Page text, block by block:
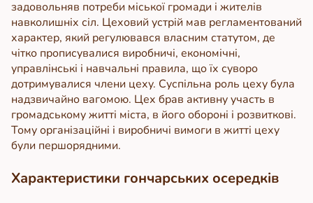
задовольняв потреби міської громади і жителів
навколишніх сіл. Цеховий устрій мав регламентований
характер, який регулювався власним статутом, де
чітко прописувалися виробничі, економічні,
управлінські і навчальні правила, що їх суворо
дотримувалися члени цеху. Суспільна роль цеху була
надзвичайно вагомою. Цех брав активну участь в
громадському житті міста, в його обороні і розвиткові.
Тому організаційні і виробничі вимоги в житті цеху
були першорядними.
Характеристики гончарських осередків